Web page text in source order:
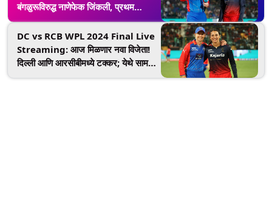
बंगळुरूविरुद्ध नाणेफेक जिंकली, प्रथम
फलंदाजी करण्याचा घेतला निर्णय
DC vs RCB WPL 2024 Final Live
Streaming: आज मिळणार नवा विजेता!
दिल्ली आणि आरसीबीमध्ये टक्कर; येथे सामना